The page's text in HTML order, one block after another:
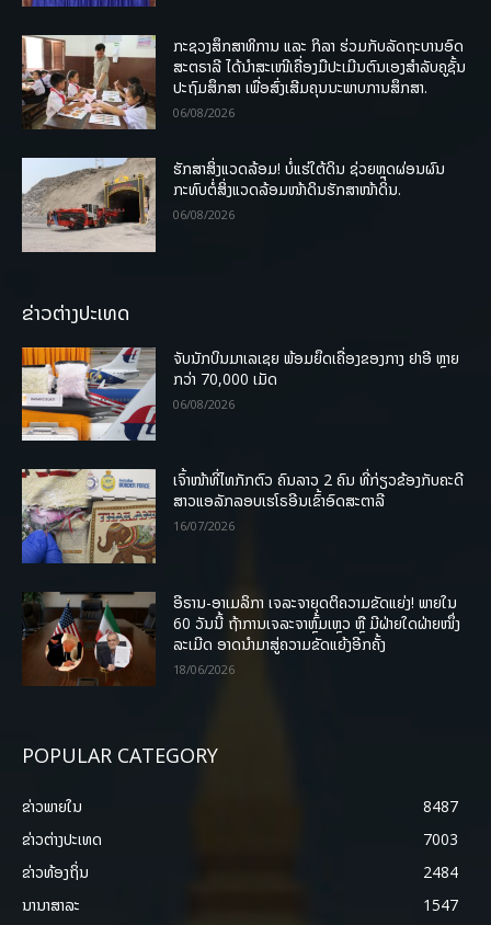
ກະຊວງສຶກສາທິການ ແລະ ກິລາ ຮ່ວມກັບລັດຖະບານອົດ
ສະຕຣາລີ ໄດ້ນຳສະເໜີເຄື່ອງມືປະເມີນຕົນເອງສຳລັບຄູຊັ້ນ
ປະຖົມສຶກສາ ເພື່ອສົ່ງເສີມຄຸນນະພາບການສຶກສາ.
06/08/2026
ຮັກສາສິ່ງແວດລ້ອມ! ບໍ່ແຮ່ໃຕ້ດິນ ຊ່ວຍຫຼຸດຜ່ອນຜົນ
ກະທົບຕໍ່ສິ່ງແວດລ້ອມໜ້າດິນຮັກສາໜ້າດິນ.
06/08/2026
ຂ່າວຕ່າງປະເທດ
ຈັບນັກບິນມາເລເຊຍ ພ້ອມຍຶດເຄື່ອງຂອງກາງ ຢາອີ ຫຼາຍ
ກວ່າ 70,000 ເມັດ
06/08/2026
ເຈົ້າໜ້າທີ່ໄທກັກຕົວ ຄົນລາວ 2 ຄົນ ທີ່ກ່ຽວຂ້ອງກັບຄະດີ
ສາວແອລັກລອບເຮໂຣອີນເຂົ້າອົດສະຕາລີ
16/07/2026
ອີຣານ-ອາເມລິກາ ເຈລະຈາຍຸດຕິຄວາມຂັດແຍ່ງ! ພາຍໃນ
60 ວັນນີ້ ຖ້າການເຈລະຈາຫຼົ້ມເຫຼວ ຫຼື ມີຝ່າຍໃດຝ່າຍໜຶ່ງ
ລະເມີດ ອາດນໍາມາສູ່ຄວາມຂັດແຍ້ງອີກຄັ້ງ
18/06/2026
POPULAR CATEGORY
ຂ່າວພາຍ​ໃນ
8487
ຂ່າວຕ່າງປະເທດ
7003
ຂ່າວທ້ອງຖິ່ນ
2484
ນານາສາລະ
1547